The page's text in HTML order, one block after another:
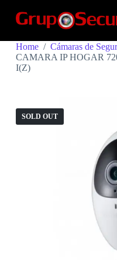
k
p
o
n
Home / Cámaras de
CAMARA IP HOGAR
I(Z)
SOLD OUT